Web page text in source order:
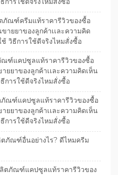
ภัณฑ์ครีมแท้ราคารีวิวของซื้อ
ายยาของลูกค้าเเละความคิด
วิธีการใช้ดีจริงไหมสั่งซื้อ
ณฑ์แคปซูลแท้ราคารีวิวของซื้อ
ยยาของลูกค้าเเละความคิดเห็น
การใช้ดีจริงไหมสั่งซื้อ
ภัณฑ์แคปซูลแท้ราคารีวิวของซื้อ
ยยาของลูกค้าเเละความคิดเห็น
การใช้ดีจริงไหมสั่งซื้อ
ภัณฑ์อื่นอย่างไร? ดีไหมครีม
ลิตภัณฑ์แคปซูลแท้ราคารีวิวของ